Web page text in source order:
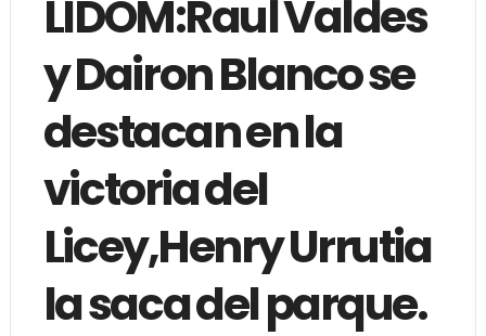
LIDOM:Raul Valdes
y Dairon Blanco se
destacan en la
victoria del
Licey,Henry Urrutia
la saca del parque.